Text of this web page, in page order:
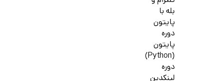
بله با
پایتون
دوره
پایتون
(Python)
دوره